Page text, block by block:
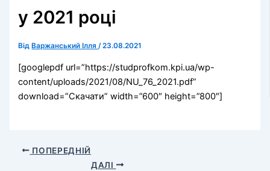
у 2021 році
Від Варжанський Ілля/23.08.2021
[googlepdf url=”https://studprofkom.kpi.ua/wp-
content/uploads/2021/08/NU_76_2021.pdf”
download=”Скачати” width=”600″ height=”800″]
ПОПЕРЕДНІЙ
ДАЛІ